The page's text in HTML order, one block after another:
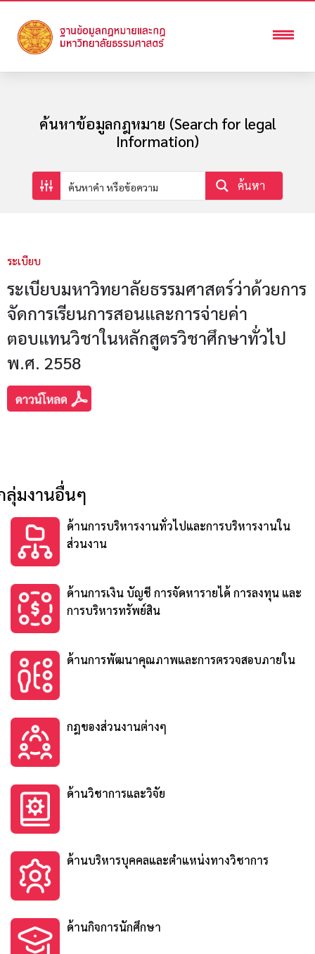
ค้นหาข้อมูลกฎหมาย (Search for legal
Information)
ค้นหา
ระเบียบ
ระเบียบมหาวิทยาลัยธรรมศาสตร์ว่าด้วยการ
จัดการเรียนการสอนและการจ่ายค่า
ตอบแทนวิชาในหลักสูตรวิชาศึกษาทั่วไป
พ.ศ. 2558
ลุ่มงานอื่นๆ
ด้านการบริหารงานทั่วไปและการบริหารงานใน
ส่วนงาน
ด้านการเงิน บัญชี การจัดหารายได้ การลงทุน และ
การบริหารทรัพย์สิน
ด้านการพัฒนาคุณภาพและการตรวจสอบภายใน
กฎของส่วนงานต่างๆ
ด้านวิชาการและวิจัย
ด้านบริหารบุคคลและตำแหน่งทางวิชาการ
ด้านกิจการนักศึกษา